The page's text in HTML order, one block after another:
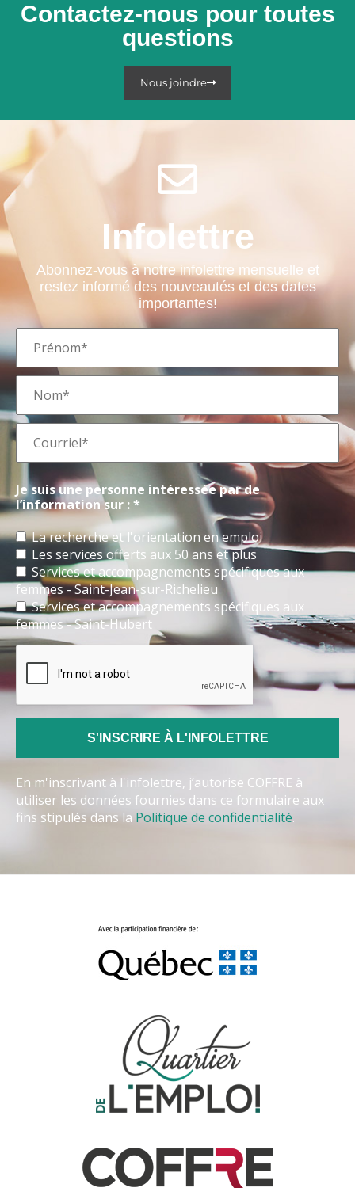
Contactez-nous pour toutes
questions
Nous joindre
Infolettre
Abonnez-vous à notre infolettre mensuelle et
restez informé des nouveautés et des dates
importantes!
Je suis une personne intéressée par de
l’information sur : *
La recherche et l'orientation en emploi
Les services offerts aux 50 ans et plus
Services et accompagnements spécifiques aux
femmes - Saint-Jean-sur-Richelieu
Services et accompagnements spécifiques aux
femmes - Saint-Hubert
En m'inscrivant à l'infolettre, j’autorise COFFRE à
utiliser les données fournies dans ce formulaire aux
fins stipulés dans la Politique de confidentialité.